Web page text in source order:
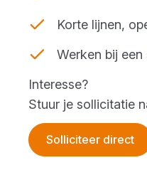
Korte lijnen,
Werken bij
Interesse?
Stuur je sollicitatie
Solliciteer direct